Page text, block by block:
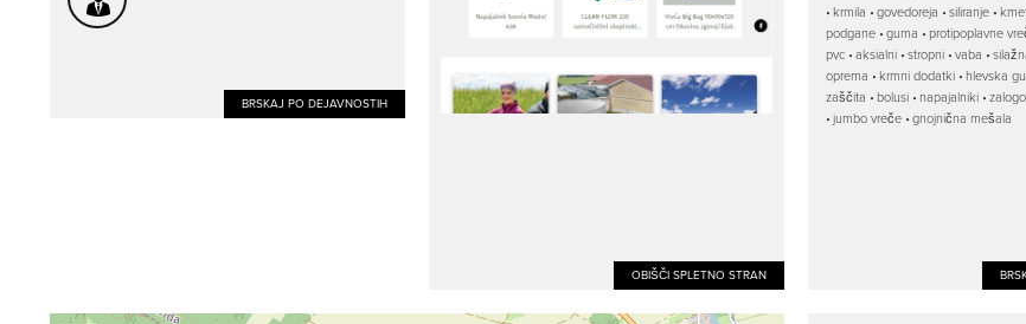
BRSKAJ PO DEJAVNOSTIH
OBIŠČI SPLETNO STRAN
krmila
govedoreja siliranje
podgane guma protipoplavne
pvc aksialni stropni vaba
oprema
krmni dodatki hlevska
zaščita
bolusi napajalniki
jumbo vreče gnojnična mešala